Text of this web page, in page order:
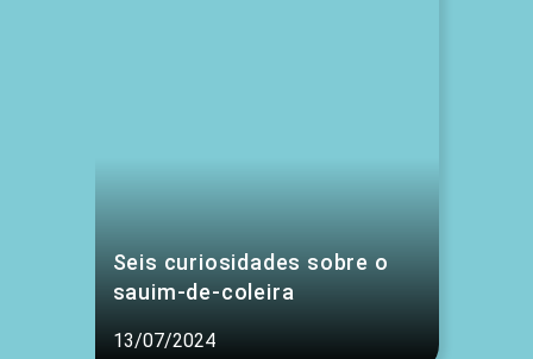
Seis curiosidades sobre o
sauim-de-coleira
13/07/2024